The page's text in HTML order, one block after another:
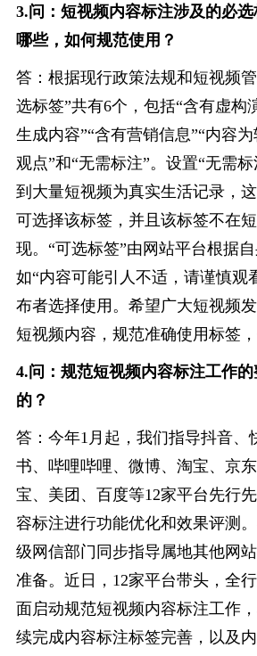
3.问：短视频内容标注涉及的必
哪些，如何规范使用？
答：根据现行政策法规和短视频
选标签”共有6个，包括“含有虚构
生成内容”“含有营销信息”“内容
观点”和“无需标注”。设置“无需
到大量短视频为真实生活记录，
可选择该标签，并且该标签不在
现。“可选标签”由网站平台根据自
如“内容可能引人不适，请谨慎观
布者选择使用。希望广大短视频
短视频内容，规范准确使用标签，
4.问：规范短视频内容标注工作
的？
答：今年1月起，我们指导抖音、
书、哔哩哔哩、微博、淘宝、京
宝、美团、百度等12家平台先行
容标注进行功能优化和效果评测
级网信部门同步指导属地其他网
准备。近日，12家平台带头，全
面启动规范短视频内容标注工作
续完成内容标注标签完善，以及